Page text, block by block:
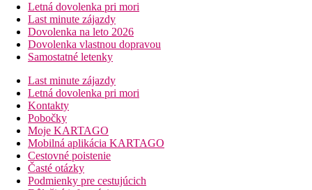
Letná dovolenka pri mori
Last minute zájazdy
Dovolenka na leto 2026
Dovolenka vlastnou dopravou
Samostatné letenky
Last minute zájazdy
Letná dovolenka pri mori
Kontakty
Pobočky
Moje KARTAGO
Mobilná aplikácia KARTAGO
Cestovné poistenie
Časté otázky
Podmienky pre cestujúcich